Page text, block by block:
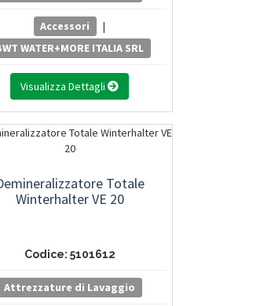
Accessori
|
WATER+MORE ITALIA SRL
Visualizza Dettagli
Totale
Winterhalter VE 20
Codice: 5101612
Attrezzature di Lavaggio